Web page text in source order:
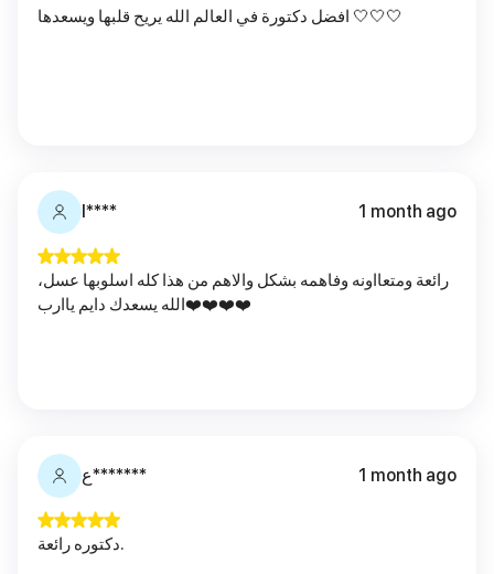
افضل دكتورة في العالم الله يريح قلبها ويسعدها 🤍🤍🤍
l**** 1 month ago
رائعة ومتعااونه وفاهمه بشكل والاهم من هذا كله اسلوبها عسل،
الله يسعدك دايم ياارب❤️❤️❤️❤️
ع******* 1 month ago
دكتوره رائعة.